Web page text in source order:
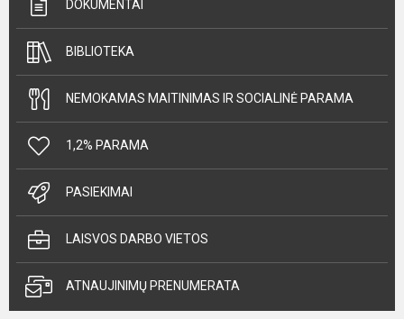
DOKUMENTAI
BIBLIOTEKA
NEMOKAMAS MAITINIMAS IR SOCIALINĖ PARAMA
1,2% PARAMA
PASIEKIMAI
LAISVOS DARBO VIETOS
ATNAUJINIMŲ PRENUMERATA